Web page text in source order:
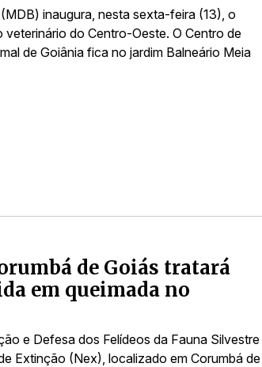
inaugura, nesta sexta-feira (13), o
veterinário do Centro-Oeste. O Centro de
de Goiânia fica no jardim Balneário Meia
de Goiás tratará
em queimada no
e Defesa dos Felídeos da Fauna Silvestre
Extinção (Nex), localizado em Corumbá de